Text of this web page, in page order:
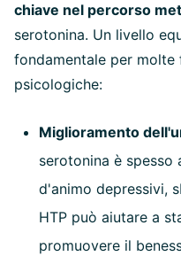
chiave nel percorso
serotonina. Un livello
fondamentale per molte
psicologiche:
Miglioramento
serotonina è spesso
d'animo depressivi,
HTP può aiutare a
promuovere il